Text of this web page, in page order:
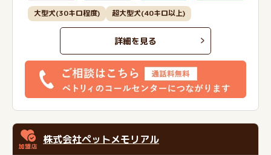
大型犬(30キロ程度) 超大型犬(40キロ以上)
詳細を見る
株式会社ペットメモリアル